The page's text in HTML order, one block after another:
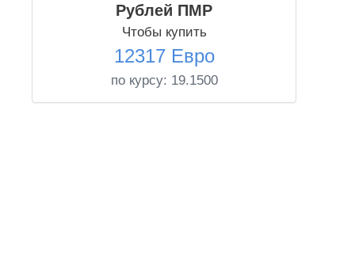
Рублей ПМР
Чтобы купить
12317 Евро
по курсу: 19.1500